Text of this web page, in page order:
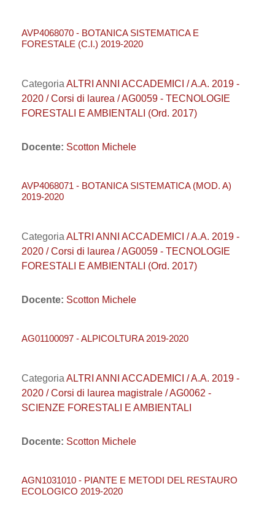
AVP4068070 - BOTANICA SISTEMATICA E
FORESTALE (C.I.) 2019-2020
Categoria ALTRI ANNI ACCADEMICI / A.A. 2019 -
2020 / Corsi di laurea / AG0059 - TECNOLOGIE
FORESTALI E AMBIENTALI (Ord. 2017)
Docente: Scotton Michele
AVP4068071 - BOTANICA SISTEMATICA (MOD. A)
2019-2020
Categoria ALTRI ANNI ACCADEMICI / A.A. 2019 -
2020 / Corsi di laurea / AG0059 - TECNOLOGIE
FORESTALI E AMBIENTALI (Ord. 2017)
Docente: Scotton Michele
AG01100097 - ALPICOLTURA 2019-2020
Categoria ALTRI ANNI ACCADEMICI / A.A. 2019 -
2020 / Corsi di laurea magistrale / AG0062 -
SCIENZE FORESTALI E AMBIENTALI
Docente: Scotton Michele
AGN1031010 - PIANTE E METODI DEL RESTAURO
ECOLOGICO 2019-2020